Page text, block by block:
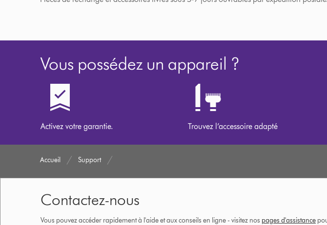
Vous possédez un appareil ?
Activez votre garantie. Trouvez l’accessoire adapté
Accueil Support
Contactez-nous
Vous pouvez accéder rapidement à l'aide et aux conseils en ligne - visitez nos pages d'assistance